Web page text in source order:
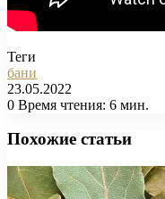
Теги
бани
23.05.2022
0 Время чтения: 6 мин.
Похожие статьи